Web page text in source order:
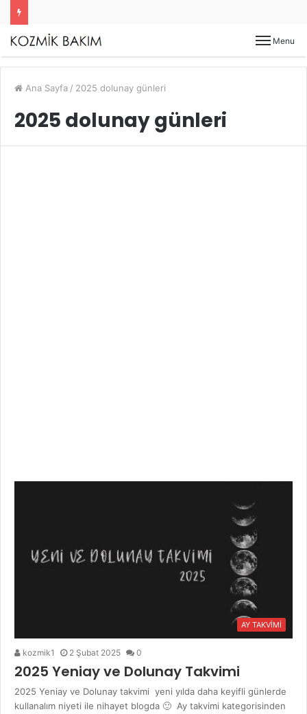
Menu
Ana Sayfa / 2025 dolunay günleri
2025 dolunay günleri
AY TAKVİMİ
kozmik1 2 Şubat 2025 0
2025 Yeniay ve Dolunay Takvimi
2025 Yeniay ve Dolunay takvimi yeni yılda daha keyifli günlerde
kullanalım niyeti ile nihayet blogda 🙂 Ay takvimi kategorisinden